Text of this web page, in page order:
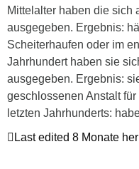
Mittelalter haben die sich
ausgegeben. Ergebnis:
Scheiterhaufen oder im
Jahrhundert haben sie
ausgegeben. Ergebnis:
geschlossenen Anstalt
letzten Jahrhunderts:
Last edited 8 Monate